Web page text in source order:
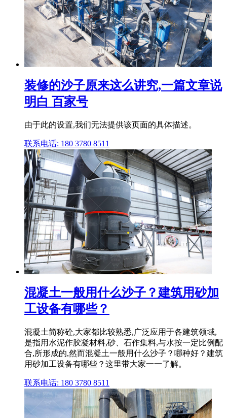
装修的沙子原来这么讲究,一篇文章说
明白 百家号
由于此的设置,我们无法提供该页面的具体描述。
联系电话: 180 3780 8511
混凝土一般用什么沙子？建筑用砂加
工设备有哪些？
混凝土简称砼,大家都比较熟悉,广泛应用于各建筑领域,
是指用水泥作胶凝材料,砂、石作集料,与水按一定比例配
合,所形成的,然而混凝土一般用什么沙子？哪种好？建筑
用砂加工设备有哪些？这里带大家一一了解。
联系电话: 180 3780 8511